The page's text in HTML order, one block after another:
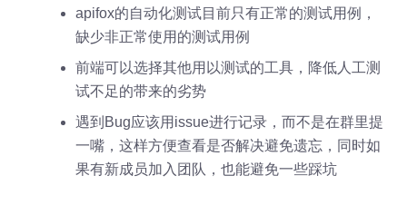
apifox的自动化测试目前只有正常的测试用例，
缺少非正常使用的测试用例
前端可以选择其他用以测试的工具，降低人工测
试不足的带来的劣势
遇到Bug应该用issue进行记录，而不是在群里提
一嘴，这样方便查看是否解决避免遗忘，同时如
果有新成员加入团队，也能避免一些踩坑